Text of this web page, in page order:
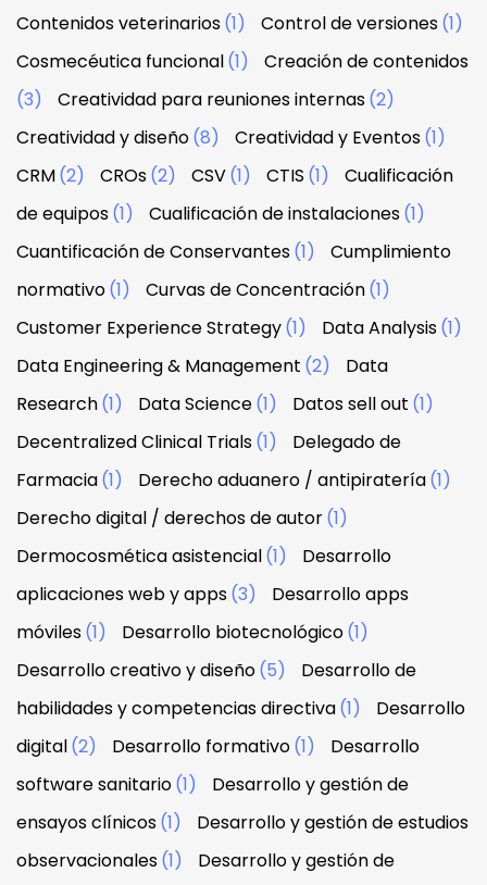
Contenidos veterinarios(1) Control de versiones(1)
Cosmecéutica funcional(1)
Creación de contenidos
(3)
Creatividad para reuniones internas(2)
Creatividad y diseño(8) Creatividad y Eventos(1)
CRM(2) CROs(2) CSV(1) CTIS (1)
Cualificación
de equipos(1) Cualificación de instalaciones(1)
Cuantificación de Conservantes(1)
Cumplimiento
normativo(1) Curvas de Concentración(1)
Customer Experience Strategy(1) Data Analysis(1)
Data Engineering & Management (2)
Data
Research(1) Data Science(1) Datos sell out (1)
Decentralized Clinical Trials(1)
Delegado de
Farmacia(1) Derecho aduanero / antipiratería(1)
Derecho digital / derechos de autor(1)
Dermocosmética asistencial(1)
Desarrollo
aplicaciones web y apps(3)
Desarrollo apps
móviles(1) Desarrollo biotecnológico(1)
Desarrollo creativo y diseño(5)
Desarrollo de
habilidades y competencias directiva(1)
Desarrollo
digital(2) Desarrollo formativo(1)
Desarrollo
software sanitario(1)
Desarrollo y gestión de
ensayos clínicos(1)
Desarrollo y gestión de estudios
observacionales(1)
Desarrollo y gestión de